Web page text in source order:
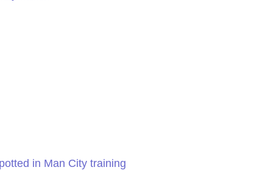
in Man City training